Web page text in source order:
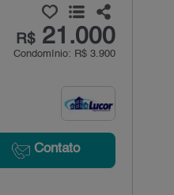
R$21.000
Condomínio: R$ 3.900
Contato